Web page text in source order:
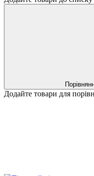
Додайте товари для